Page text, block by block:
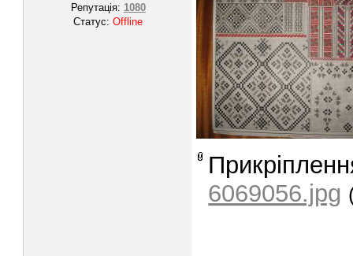
Репутація: 1080
Статус:Offline
6069056.jpg